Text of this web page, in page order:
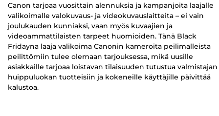
Canon tarjoaa vuosittain alennuksia ja kampanjoita laajalle
valikoimalle valokuvaus- ja videokuvauslaitteita – ei vain
joulukauden kunniaksi, vaan myös kuvaajien ja
videoammattilaisten tarpeet huomioiden. Tänä Black
Fridayna laaja valikoima Canonin kameroita peilimalleista
peilittömiin tulee olemaan tarjouksessa, mikä uusille
asiakkaille tarjoaa loistavan tilaisuuden tutustua valmistajan
huippuluokan tuotteisiin ja kokeneille käyttäjille päivittää
kalustoa.